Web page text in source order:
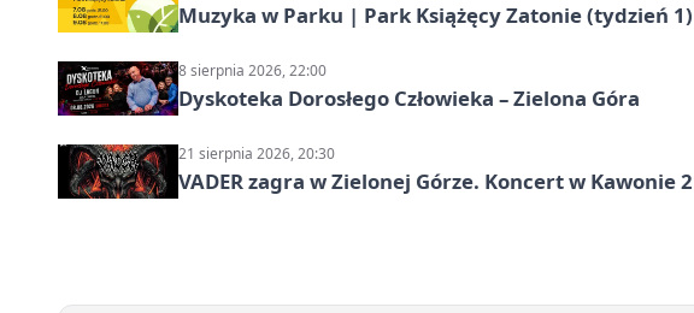
Muzyka w Parku | Park Książęcy Zatonie (tydzień 1)
8 sierpnia 2026, 22:00
Dyskoteka Dorosłego Człowieka – Zielona Góra
21 sierpnia 2026, 20:30
VADER zagra w Zielonej Górze. Koncert w Kawonie